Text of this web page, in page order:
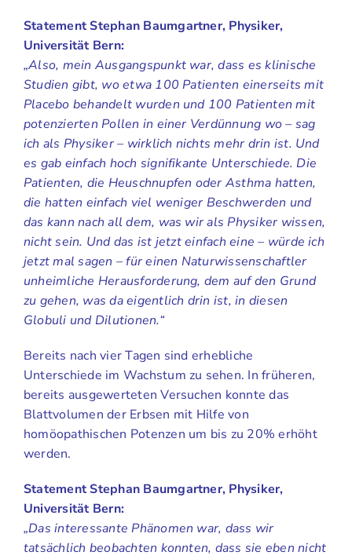
Statement Stephan Baumgartner, Physiker,
Universität Bern:
„Also, mein Ausgangspunkt war, dass es klinische
Studien gibt, wo etwa 100 Patienten einerseits mit
Placebo behandelt wurden und 100 Patienten mit
potenzierten Pollen in einer Verdünnung wo – sag
ich als Physiker – wirklich nichts mehr drin ist. Und
es gab einfach hoch signifikante Unterschiede. Die
Patienten, die Heuschnupfen oder Asthma hatten,
die hatten einfach viel weniger Beschwerden und
das kann nach all dem, was wir als Physiker wissen,
nicht sein. Und das ist jetzt einfach eine – würde ich
jetzt mal sagen – für einen Naturwissenschaftler
unheimliche Herausforderung, dem auf den Grund
zu gehen, was da eigentlich drin ist, in diesen
Globuli und Dilutionen.“
Bereits nach vier Tagen sind erhebliche
Unterschiede im Wachstum zu sehen. In früheren,
bereits ausgewerteten Versuchen konnte das
Blattvolumen der Erbsen mit Hilfe von
homöopathischen Potenzen um bis zu 20% erhöht
werden.
Statement Stephan Baumgartner, Physiker,
Universität Bern:
„Das interessante Phänomen war, dass wir
tatsächlich beobachten konnten, dass sie eben nicht